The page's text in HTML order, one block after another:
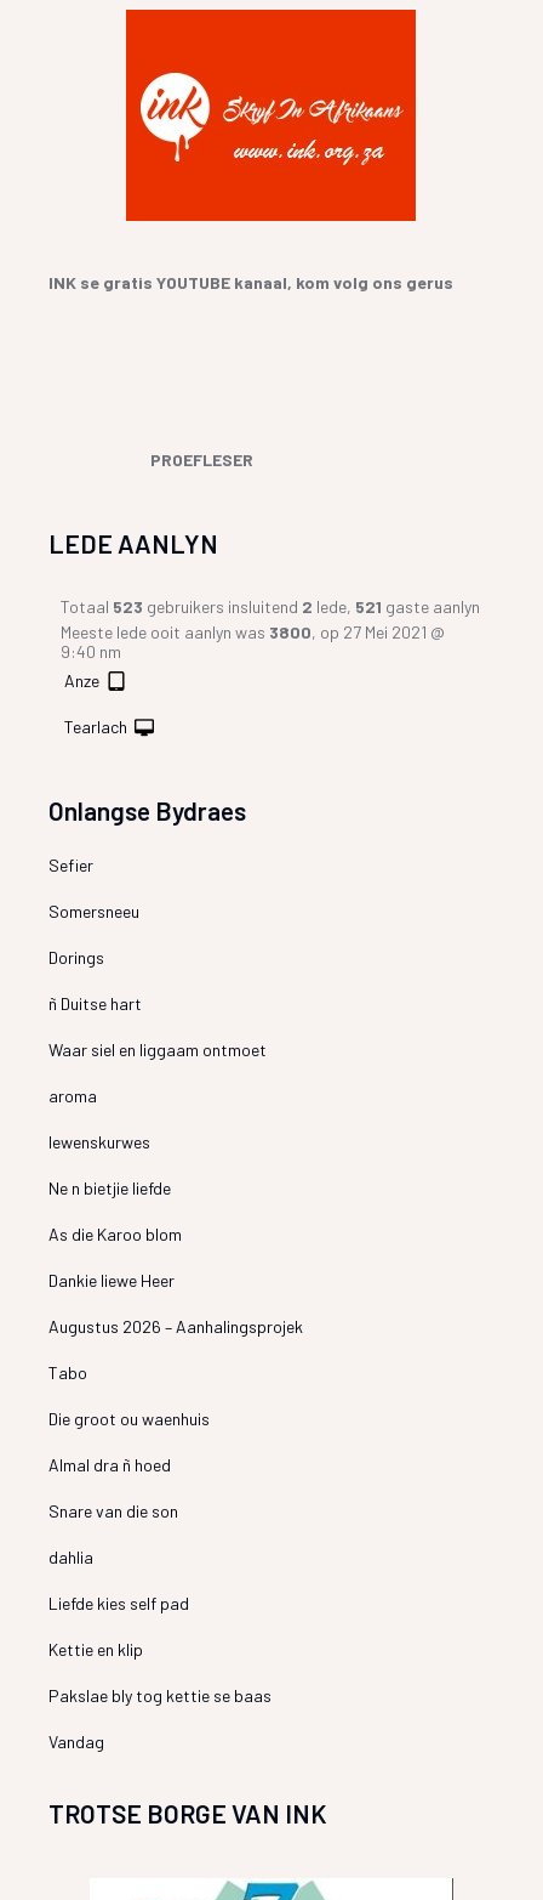
INK se gratis YOUTUBE kanaal, kom volg ons gerus
PROEFLESER
LEDE AANLYN
Totaal 523 gebruikers insluitend 2 lede, 521 gaste aanlyn
Meeste lede ooit aanlyn was 3800, op 27 Mei 2021 @
9:40 nm
Anze
Tearlach
Onlangse Bydraes
Sefier
Somersneeu
Dorings
ñ Duitse hart
Waar siel en liggaam ontmoet
aroma
lewenskurwes
Ne n bietjie liefde
As die Karoo blom
Dankie liewe Heer
Augustus 2026 – Aanhalingsprojek
Tabo
Die groot ou waenhuis
Almal dra ñ hoed
Snare van die son
dahlia
Liefde kies self pad
Kettie en klip
Pakslae bly tog kettie se baas
Vandag
TROTSE BORGE VAN INK